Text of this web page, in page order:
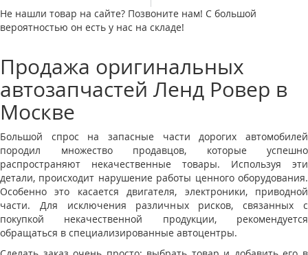
Не нашли товар на сайте? Позвоните нам! С большой
вероятностью он есть у нас на складе!
Продажа оригинальных
автозапчастей Ленд Ровер в
Москве
Большой спрос на запасные части дорогих автомобилей
породил множество продавцов, которые успешно
распространяют некачественные товары. Используя эти
детали, происходит нарушение работы ценного оборудования.
Особенно это касается двигателя, электроники, приводной
части. Для исключения различных рисков, связанных с
покупкой некачественной продукции, рекомендуется
обращаться в специализированные автоцентры.